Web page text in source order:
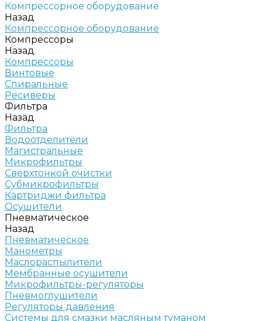
Компрессорное оборудование
Назад
Компрессорное оборудование
Компрессоры
Назад
Компрессоры
Винтовые
Спиральные
Ресиверы
Фильтра
Назад
Фильтра
Водоотделители
Магистральные
Микрофильтры
Сверхтонкой очистки
Субмикрофильтры
Картриджи фильтра
Осушители
Пневматическое
Назад
Пневматическое
Манометры
Маслораспылители
Мембранные осушители
Микрофильтры-регуляторы
Пневмоглушители
Регуляторы давления
Системы для смазки масляным туманом